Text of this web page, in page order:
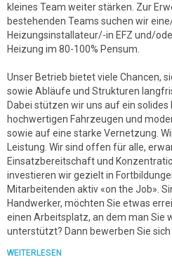
kleines Team weiter stärken. Zur
bestehenden Teams suchen wir
Heizungsinstallateur/-in EFZ und/
Heizung im 80-100% Pensum.
Unser Betrieb bietet viele Chancen,
sowie Abläufe und Strukturen
Dabei stützen wir uns auf ein solides
hochwertigen Fahrzeugen und
sowie auf eine starke Vernetzung.
Leistung. Wir sind offen für alle,
Einsatzbereitschaft und
investieren wir gezielt in
Mitarbeitenden aktiv «on the Job».
Handwerker, möchten Sie etwas
einen Arbeitsplatz, an dem man Sie
unterstützt? Dann bewerben Sie sich
WEITERLESEN